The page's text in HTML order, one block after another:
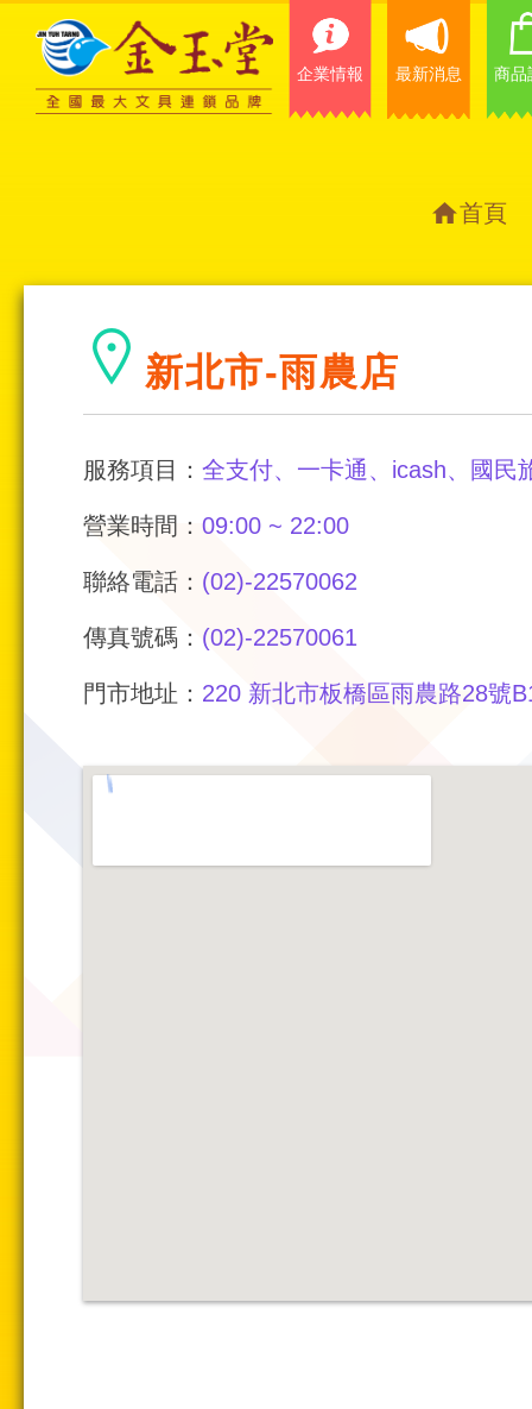
企業情報 最新消息 商品
首頁
新北市-雨農店
服務項目： 全支付、一卡通、icash、國民
營業時間： 09:00 ~ 22:00
聯絡電話： (02)-22570062
傳真號碼： (02)-22570061
門市地址： 220 新北市板橋區雨農路28號